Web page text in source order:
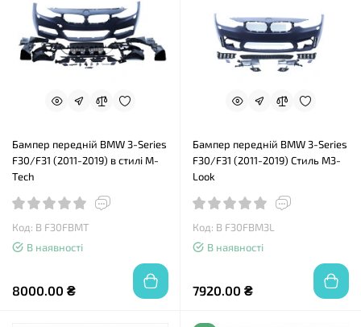
Бампер передній BMW 3-Series
F30/F31 (2011-2019) в стилі M-
Tech
Код: B F30FBMT
В наявності
8000.00 ₴
Бампер передній BMW 3-Series
F30/F31 (2011-2019) Стиль M3-
Look
Код: B F30FBM3L
В наявності
7920.00 ₴